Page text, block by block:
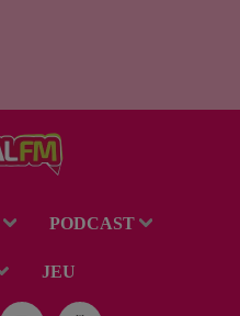
PODCAST
JEU